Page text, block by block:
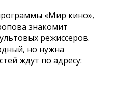
«Мир кино»,
знакомит
режиссеров.
но нужна
ждут по адресу: